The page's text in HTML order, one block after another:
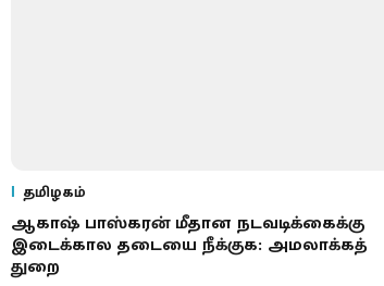
தமிழகம்
ஆகாஷ் பாஸ்கரன் மீதான நடவடிக்கைக்கு
இடைக்கால தடையை நீக்குக: அமலாக்கத்
துறை